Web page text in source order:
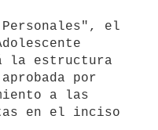
el
la estructura
por
a las
en el inciso